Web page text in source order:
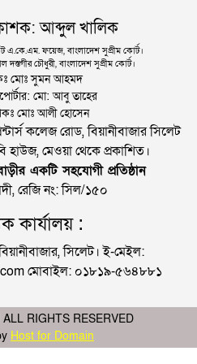
আব্দুল খালিক
ফয়েজ, বাংলাদেশ সুপ্রীম কোর্ট।
দস্তগীর চৌধুরী, বাংলাদেশ সুপ্রীম কোর্ট।
মোঃ সুমন আহমদ
মো: আবু তাহের
মোঃ আলী হোসেন
কলেজ রোড, বিয়ানীবাজার সিলেট
হাউজ, মেওয়া থেকে প্রকাশিত।
একটি সহযোগী প্রতিষ্ঠান
রেজি নং: সিল/১৫০
কার্যালয় :
সিলেট। ই-মেইল:
মোবাইল: ০১৮১৯-৫৬৪৮৮১
RIGHTS RESERVED
Host for Domain